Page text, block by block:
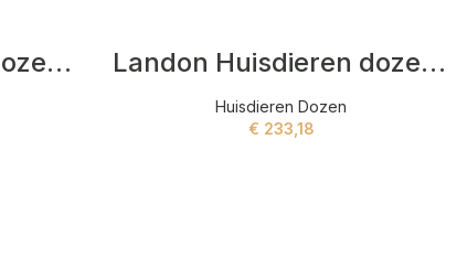
Kenner Huisdieren dozen Grijs Landon Huisdieren dozen Zwart
Huisdieren Dozen
€ 233,18